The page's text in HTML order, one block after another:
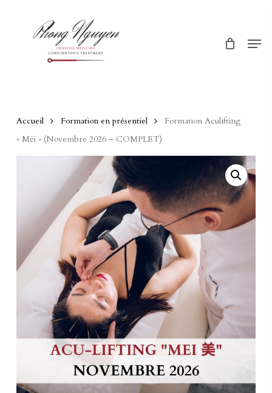
Accueil Formation en présentiel
Formation Aculifting
« Měi » (Novembre 2026 – COMPLET)